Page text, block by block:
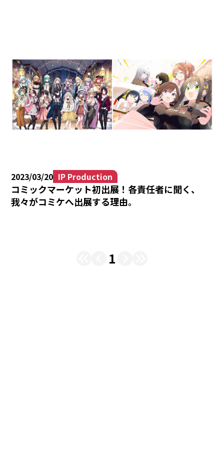
2023/03/20 IP Production
コミックマーケット初出展！各責任者に聞く、
我々がコミケへ出展する理由。
1